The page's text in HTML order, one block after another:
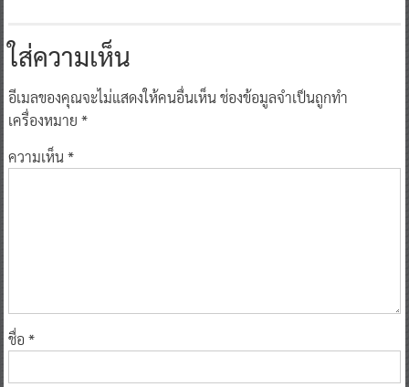
ใส่ความเห็น
อีเมลของคุณจะไม่แสดงให้คนอื่นเห็นช่องข้อมูลจำเป็นถูกทำ
เครื่องหมาย *
ความเห็น*
ชื่อ *